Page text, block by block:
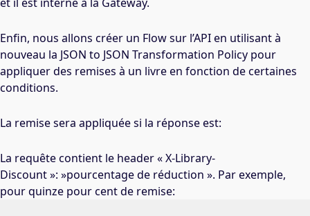
Enfin, nous allons créer un Flow sur l’API en utilisant à
nouveau la JSON to JSON Transformation Policy pour
appliquer des remises à un livre en fonction de certaines
conditions.
La remise sera appliquée si la réponse est:
La requête contient le header « X-Library-
Discount »: »pourcentage de réduction ». Par exemple,
pour quinze pour cent de remise: